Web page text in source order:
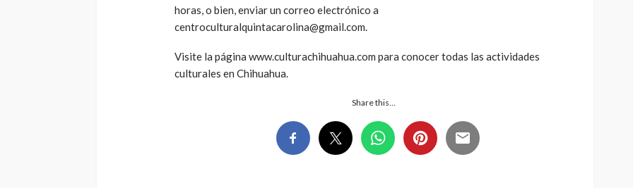
horas, o bien, enviar un correo electrónico a
centroculturalquintacarolina@gmail.com.
Visite la página www.culturachihuahua.com para conocer todas las actividades
culturales en Chihuahua.
Share this…